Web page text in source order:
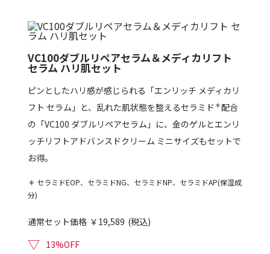
クーポン＆ポイント
アウトレット商品
定期便
ブランド情報
VC100ダブルリペアセラム＆メディカリフト
セラム ハリ肌セット
ピンとしたハリ感が感じられる「エンリッチ メディカリ
フト セラム」と、乱れた肌状態を整えるセラミド ＊配合
の「VC100 ダブルリペアセラム」に、金のゲルとエンリ
ッチリフトアドバンスドクリーム ミニサイズもセットで
お得。
＊ セラミドEOP、セラミドNG、セラミドNP、セラミドAP(保湿成
分)
通常セット価格 ￥19,589 (税込)
▽ 13%OFF